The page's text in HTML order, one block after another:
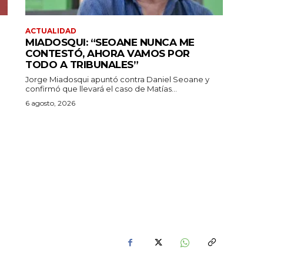
ACTUALIDAD
MIADOSQUI: “SEOANE NUNCA ME
CONTESTÓ, AHORA VAMOS POR
TODO A TRIBUNALES”
Jorge Miadosqui apuntó contra Daniel Seoane y
confirmó que llevará el caso de Matías...
6 agosto, 2026